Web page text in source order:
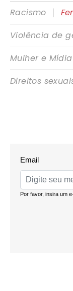
Racismo
|
Violência de
Mulher e Mídia
Direitos